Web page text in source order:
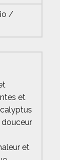
/
et
douceur
et